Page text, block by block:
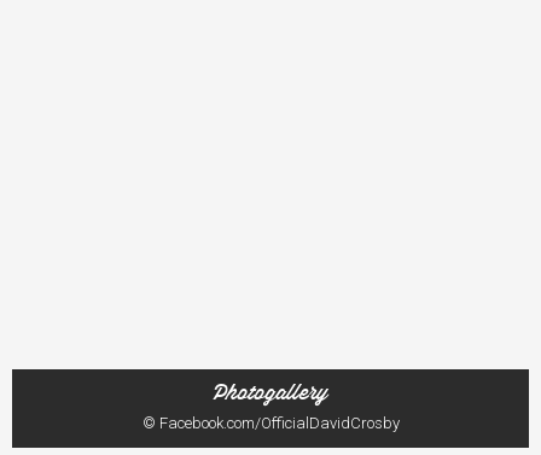
Photogallery
© Facebook.com/OfficialDavidCrosby